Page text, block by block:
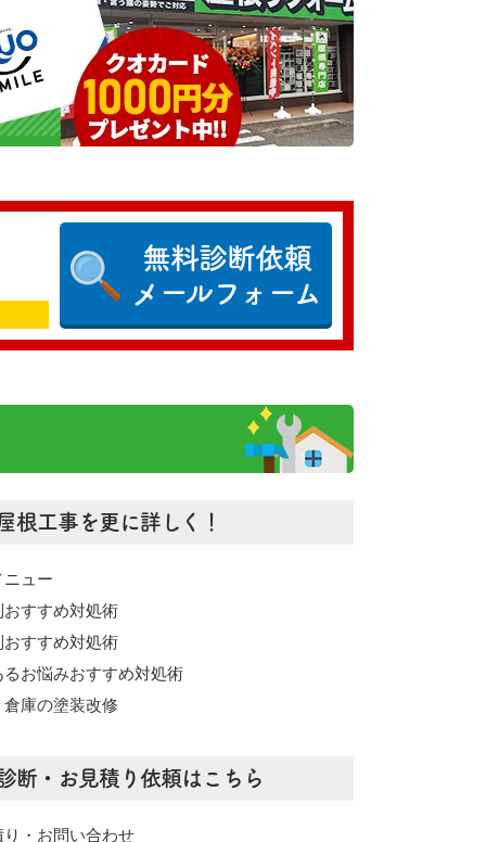
無料診断依頼
メールフォーム
根工事を更に詳しく！
ニュー
おすすめ対処術
おすすめ対処術
るお悩みおすすめ対処術
倉庫の塗装改修
断・お見積り依頼はこちら
り・お問い合わせ